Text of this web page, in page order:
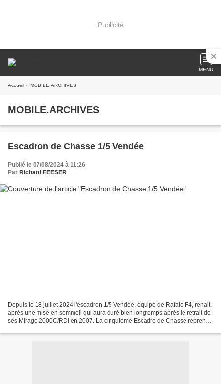
Publicité
MENU
Accueil » MOBILE.ARCHIVES
MOBILE.ARCHIVES
Escadron de Chasse 1/5 Vendée
Publié le 07/08/2024 à 11:26
Par Richard FEESER
Depuis le 18 juillet 2024 l'escadron 1/5 Vendée, équipé de Rafale F4, renait,
après une mise en sommeil qui aura duré bien longtemps après le retrait de
ses Mirage 2000C/RDI en 2007. La cinquième Escadre de Chasse reprend